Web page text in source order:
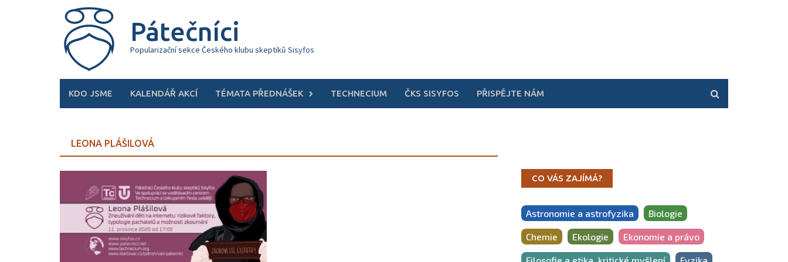
Pátečníci
Popularizační sekce Českého klubu skeptiků Sisyfos
KDO JSME KALENDÁŘ AKCÍ TÉMATA PŘEDNÁŠEK TECHNECIUM ČKS SISYFOS PŘISPĚJTE NÁM
LEONA PLÁŠILOVÁ
CO VÁS ZAJÍMÁ?
Astronomie a astrofyzika Biologie
Chemie Ekologie Ekonomie a právo